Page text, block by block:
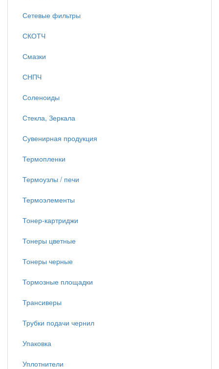
Сетевые фильтры
СКОТЧ
Смазки
СНПЧ
Соленоиды
Стекла, Зеркала
Сувенирная продукция
Термопленки
Термоузлы / печи
Термоэлементы
Тонер-картриджи
Тонеры цветные
Тонеры черные
Тормозные площадки
Трансиверы
Трубки подачи чернил
Упаковка
Уплотнители